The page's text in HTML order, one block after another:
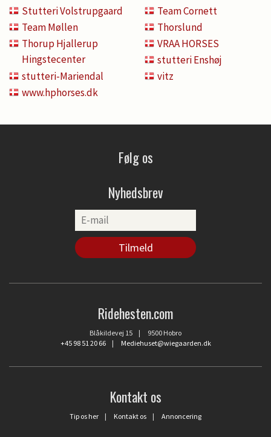
Stutteri Volstrupgaard
Team Cornett
Team Møllen
Thorslund
Thorup Hjallerup
Hingstecenter
VRAA HORSES
stutteri Enshøj
stutteri-Mariendal
vitz
www.hphorses.dk
Følg os
Nyhedsbrev
Ridehesten.com
Blåkildevej 15 | 9500 Hobro
+45 98 51 20 66| Mediehuset@wiegaarden.dk
Kontakt os
Tip os her | Kontakt os | Annoncering